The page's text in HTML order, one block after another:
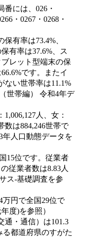
には、026・
・0267・0268・
有率は73.4%、
有率は37.6%、ス
レット型端末の保
です。またイ
ない世帯率は11.1%
世帯編） 令和4年デ
人、女：
数は884,246世帯で
年人口動態データを
15位です。従業者
従業者数は8.83人
ス‐基礎調査を参
万円で全国29位で
度)を参照）
通・通信）は101.3
都道府県のすがた